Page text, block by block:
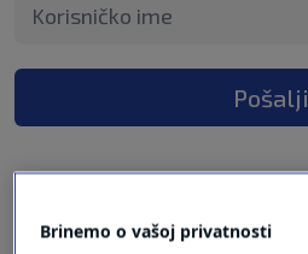
Pošalji
Brinemo o vašoj privatnosti